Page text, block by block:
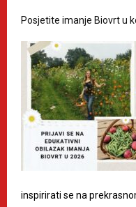
Posjetite imanje Biovrt u
inspirirati se na